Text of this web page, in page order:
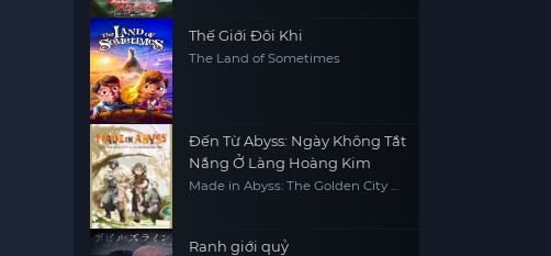
Thế Giới Đôi Khi
The Land of Sometimes
Đến Từ Abyss: Ngày Không Tắt
Nắng Ở Làng Hoàng Kim
Made in Abyss: The Golden City of
Ranh giới quỷ